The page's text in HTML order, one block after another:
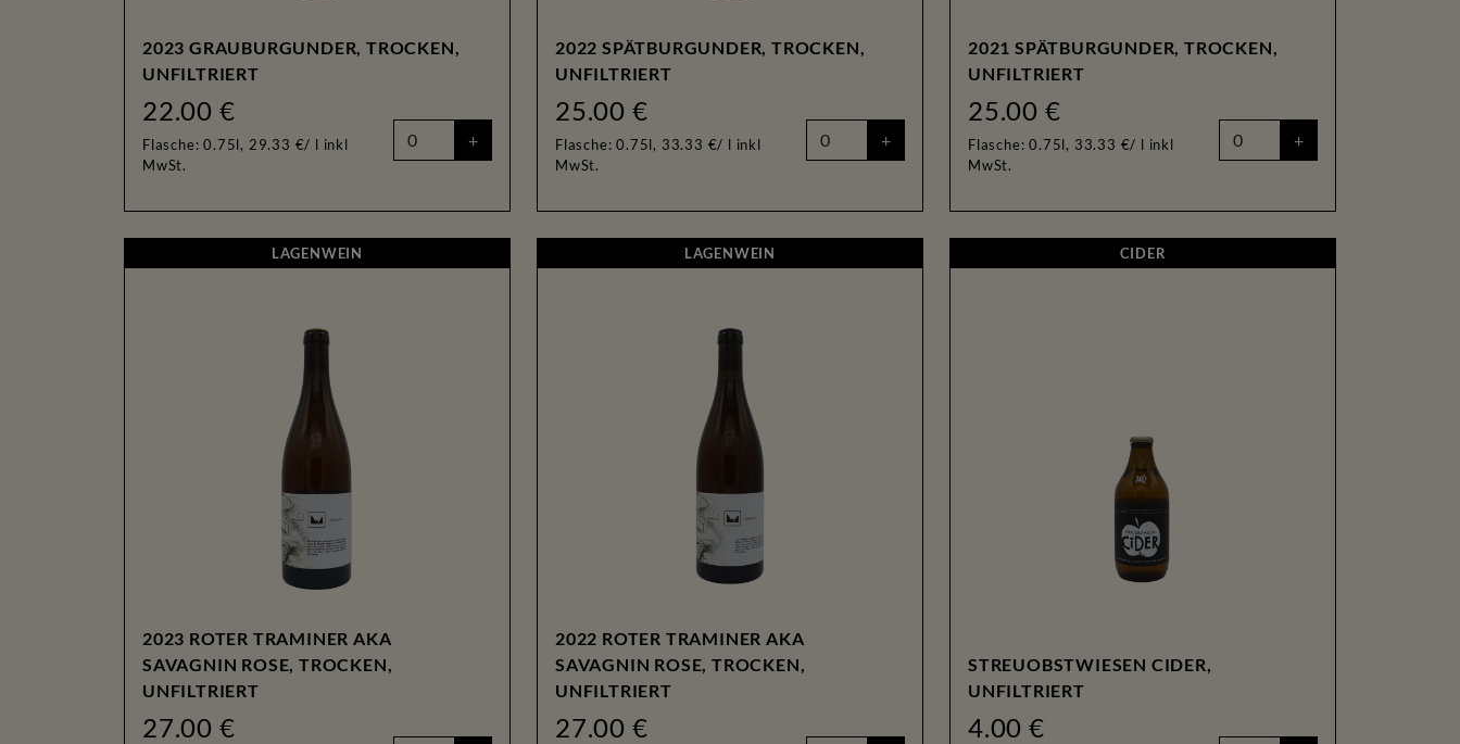
2023 GRAUBURGUNDER, TROCKEN,
UNFILTRIERT
22.00 €
Flasche: 0.75l, 29.33 €/ l inkl
MwSt.
+
2022 SPÄTBURGUNDER, TROCKEN,
UNFILTRIERT
25.00 €
Flasche: 0.75l, 33.33 €/ l inkl
MwSt.
+
2021 SPÄTBURGUNDER, TROCKEN,
UNFILTRIERT
25.00 €
Flasche: 0.75l, 33.33 €/ l inkl
MwSt.
+
LAGENWEIN
2023 ROTER TRAMINER AKA
SAVAGNIN ROSE, TROCKEN,
UNFILTRIERT
27.00 €
LAGENWEIN
2022 ROTER TRAMINER AKA
SAVAGNIN ROSE, TROCKEN,
UNFILTRIERT
27.00 €
CIDER
STREUOBSTWIESEN CIDER,
UNFILTRIERT
4.00 €